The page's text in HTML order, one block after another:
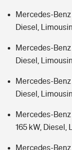
Mercedes-Benz
Diesel,
Mercedes-Benz
Diesel,
Mercedes-Benz
Diesel,
Mercedes-Benz
165 kW, Diesel,
Mercedes-Benz